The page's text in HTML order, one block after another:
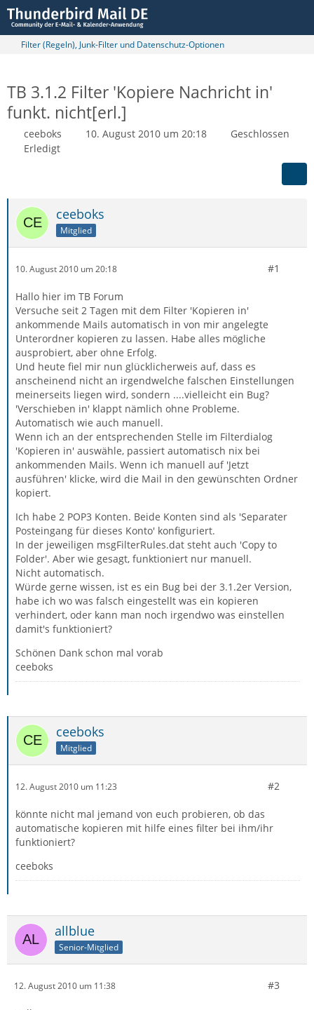
Filter (Regeln), Junk-Filter und Datenschutz-Optionen
TB 3.1.2 Filter 'Kopiere Nachricht in'
funkt. nicht[erl.]
ceeboks 10. August 2010 um 20:18
Geschlossen
Erledigt
ceeboks
Mitglied
10. August 2010 um 20:18 #1
Hallo hier im TB Forum
Versuche seit 2 Tagen mit dem Filter 'Kopieren in'
ankommende Mails automatisch in von mir angelegte
Unterordner kopieren zu lassen. Habe alles mögliche
ausprobiert, aber ohne Erfolg.
Und heute fiel mir nun glücklicherweis auf, dass es
anscheinend nicht an irgendwelche falschen Einstellungen
meinerseits liegen wird, sondern ....vielleicht ein Bug?
'Verschieben in' klappt nämlich ohne Probleme.
Automatisch wie auch manuell.
Wenn ich an der entsprechenden Stelle im Filterdialog
'Kopieren in' auswähle, passiert automatisch nix bei
ankommenden Mails. Wenn ich manuell auf 'Jetzt
ausführen' klicke, wird die Mail in den gewünschten Ordner
kopiert.
Ich habe 2 POP3 Konten. Beide Konten sind als 'Separater
Posteingang für dieses Konto' konfiguriert.
In der jeweiligen msgFilterRules.dat steht auch 'Copy to
Folder'. Aber wie gesagt, funktioniert nur manuell.
Nicht automatisch.
Würde gerne wissen, ist es ein Bug bei der 3.1.2er Version,
habe ich wo was falsch eingestellt was ein kopieren
verhindert, oder kann man noch irgendwo was einstellen
damit's funktioniert?
Schönen Dank schon mal vorab
ceeboks
ceeboks
Mitglied
12. August 2010 um 11:23 #2
könnte nicht mal jemand von euch probieren, ob das
automatische kopieren mit hilfe eines filter bei ihm/ihr
funktioniert?
ceeboks
allblue
Senior-Mitglied
12. August 2010 um 11:38 #3